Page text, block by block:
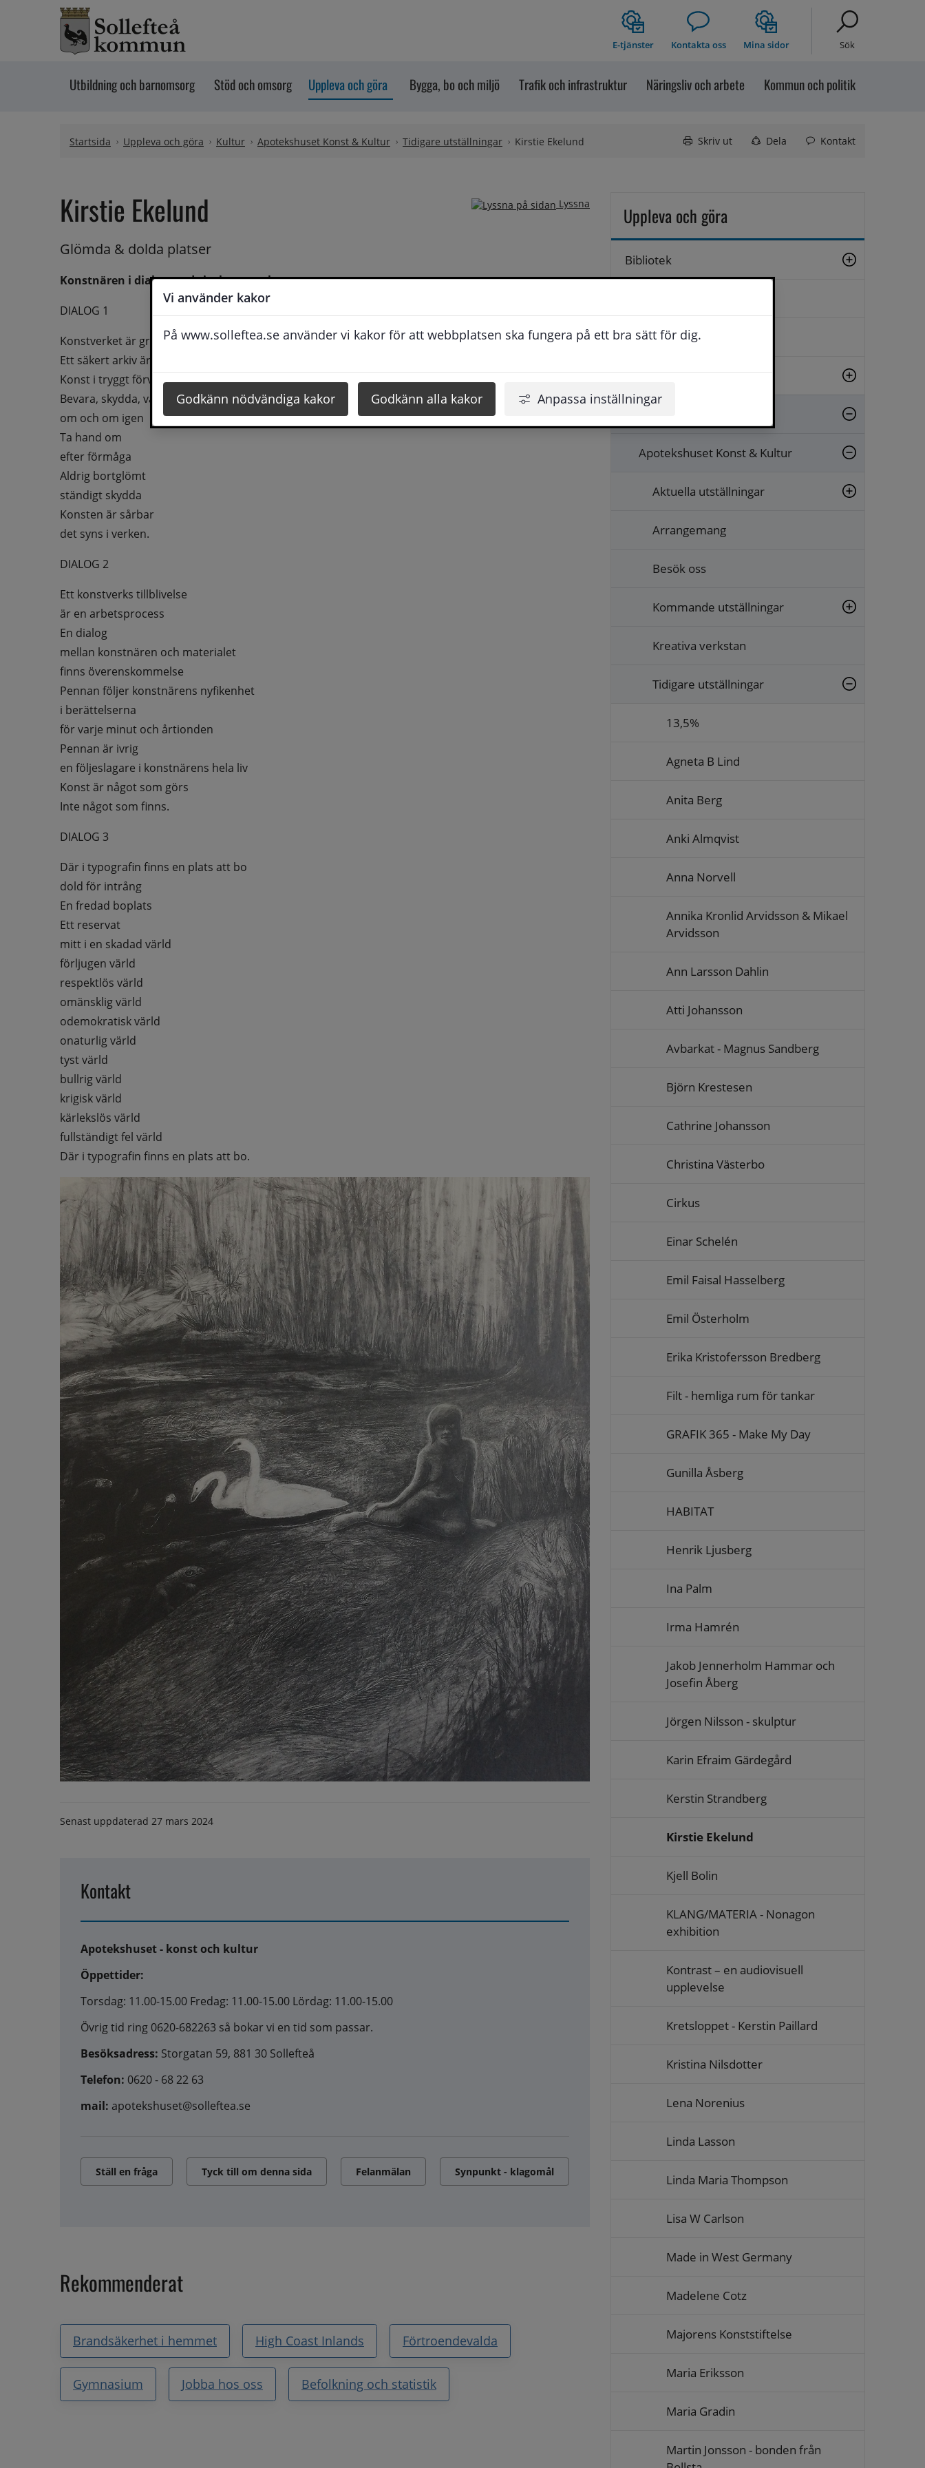
Vi använder kakor
På www.solleftea.se använder vi kakor för att webbplatsen ska fungera på ett bra sätt för dig.
Godkänn nödvändiga kakor Godkänn alla kakor Anpassa inställningar
Hoppa till innehåll
E-tjänster Kontakta oss Mina sidor Sök
Utbildning och barnomsorg Stöd och omsorg Uppleva och göra Bygga, bo och miljö Trafik och infrastruktur Näringsliv och arbete Kommun och politik
Startsida Uppleva och göra Kultur Apotekshuset Konst & Kultur Tidigare utställningar Kirstie Ekelund Skriv ut Dela Kontakt
Lyssna
Kirstie Ekelund
Glömda & dolda platser
Konstnären i dialog med sitt konstverk
DIALOG 1
Konstverket är grundskyddat
Ett säkert arkiv är skapat
Konst i tryggt förvar
Bevara, skydda, vårda, freda
om och om igen
Ta hand om
efter förmåga
Aldrig bortglömt
ständigt skydda
Konsten är sårbar
det syns i verken.
DIALOG 2
Ett konstverks tillblivelse
är en arbetsprocess
En dialog
mellan konstnären och materialet
finns överenskommelse
Pennan följer konstnärens nyfikenhet
i berättelserna
för varje minut och årtionden
Pennan är ivrig
en följeslagare i konstnärens hela liv
Konst är något som görs
Inte något som finns.
DIALOG 3
Där i typografin finns en plats att bo
dold för intrång
En fredad boplats
Ett reservat
mitt i en skadad värld
förljugen värld
respektlös värld
omänsklig värld
odemokratisk värld
onaturlig värld
tyst värld
bullrig värld
krigisk värld
kärlekslös värld
fullständigt fel värld
Där i typografin finns en plats att bo.
Senast uppdaterad 27 mars 2024
Kontakt
Apotekshuset - konst och kultur
Öppettider:
Torsdag: 11.00-15.00 Fredag: 11.00-15.00 Lördag: 11.00-15.00
Övrig tid ring 0620-682263 så bokar vi en tid som passar.
Besöksadress: Storgatan 59, 881 30 Sollefteå
Telefon: 0620 - 68 22 63
mail: apotekshuset@solleftea.se
Ställ en fråga Tyck till om denna sida Felanmälan Synpunkt - klagomål
Rekommenderat
Brandsäkerhet i hemmet High Coast Inlands Förtroendevalda
Gymnasium Jobba hos oss Befolkning och statistik
Uppleva och göra
Bibliotek
Evenemang
Fritid
Apotekshuset Konst & Kultur
Aktuella utställningar
Arrangemang
Besök oss
Kommande utställningar
Kreativa verkstan
Tidigare utställningar
13,5%
Agneta B Lind
Anita Berg
Anki Almqvist
Anna Norvell
Annika Kronlid Arvidsson & Mikael
Arvidsson
Ann Larsson Dahlin
Atti Johansson
Avbarkat - Magnus Sandberg
Björn Krestesen
Cathrine Johansson
Christina Västerbo
Cirkus
Einar Schelén
Emil Faisal Hasselberg
Emil Österholm
Erika Kristofersson Bredberg
Filt - hemliga rum för tankar
GRAFIK 365 - Make My Day
Gunilla Åsberg
HABITAT
Henrik Ljusberg
Ina Palm
Irma Hamrén
Jakob Jennerholm Hammar och
Josefin Åberg
Jörgen Nilsson - skulptur
Karin Efraim Gärdegård
Kerstin Strandberg
Kirstie Ekelund
Kjell Bolin
KLANG/MATERIA - Nonagon
exhibition
Kontrast – en audiovisuell
upplevelse
Kretsloppet - Kerstin Paillard
Kristina Nilsdotter
Lena Norenius
Linda Lasson
Linda Maria Thompson
Lisa W Carlson
Made in West Germany
Madelene Cotz
Majorens Konststiftelse
Maria Eriksson
Maria Gradin
Martin Jonsson - bonden från